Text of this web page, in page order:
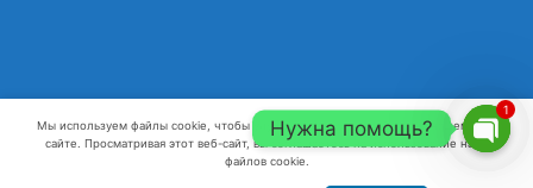
Компании ООО"КАНАТ" ИНН:7720861623 ОГРН:1227700082796 г.
Москва 2022-2026 г.
Мы используем файлы cookie, чтобы улучшить ваш опыт работы на нашем веб-
сайте. Просматривая этот веб-сайт, вы соглашаетесь на использование нами
файлов cookie.
Нужна помощь?
1